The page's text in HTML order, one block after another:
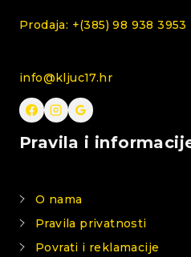
Prodaja: +(385) 98 938 3953
info@kljuc17.hr
Pravila i
O nama
Pravila privatnosti
Povrati i reklamacije